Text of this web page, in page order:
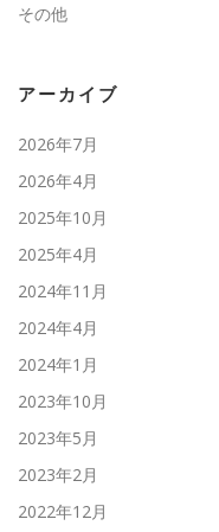
その他
アーカイブ
2026年7月
2026年4月
2025年10月
2025年4月
2024年11月
2024年4月
2024年1月
2023年10月
2023年5月
2023年2月
2022年12月